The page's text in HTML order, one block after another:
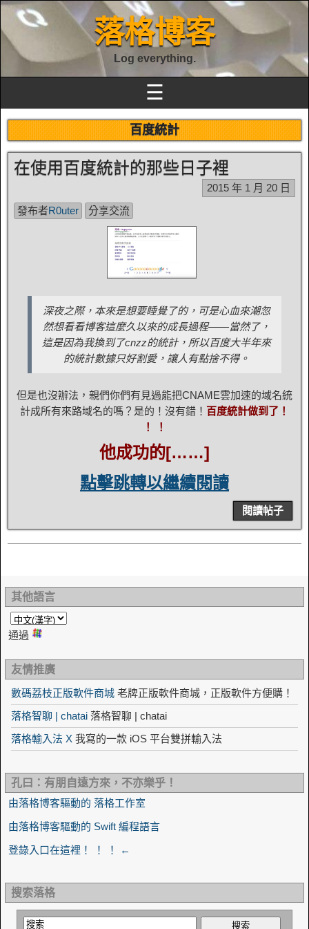
落格博客
Log everything.
☰
百度統計
在使用百度統計的那些日子裡
2015 年 1 月 20 日
發布者R0uter 分享交流
深夜之際，本來是想要睡覺了的，可是心血來潮忽
然想看看博客這麼久以來的成長過程——當然了，
這是因為我換到了cnzz的統計，所以百度大半年來
的統計數據只好割愛，讓人有點捨不得。
但是也沒辦法，親們你們有見過能把CNAME雲加速的域名統
計成所有來路域名的嗎？是的！沒有錯！ 百度統計做到了！
！ ！
他成功的[……]
點擊跳轉以繼續閱讀
閱讀帖子
其他語言
通過
友情推廣
數碼荔枝正版軟件商城 老牌正版軟件商城，正版軟件方便購！
落格智聊 | chatai 落格智聊 | chatai
落格輸入法 X 我寫的一款 iOS 平台雙拼輸入法
孔曰：有朋自遠方來，不亦樂乎！
由落格博客驅動的 落格工作室
由落格博客驅動的 Swift 編程語言
登錄入口在這裡！ ！ ！ ←
搜索落格